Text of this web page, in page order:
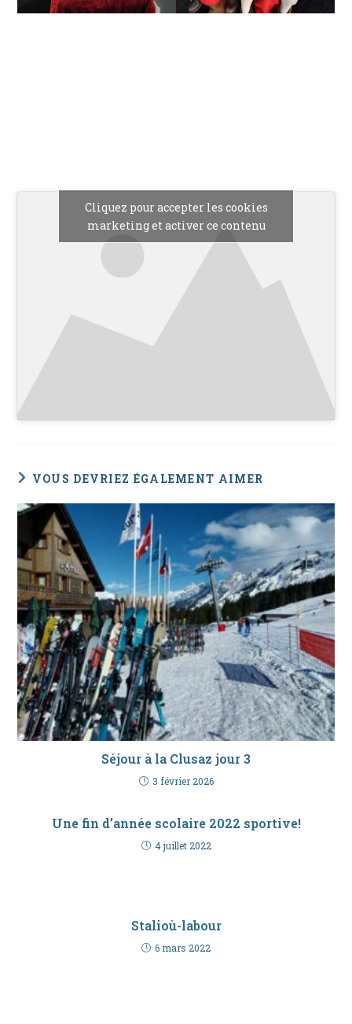
Cliquez pour accepter les cookies
marketing et activer ce contenu
VOUS DEVRIEZ ÉGALEMENT AIMER
Séjour à la Clusaz jour 3
3 février 2026
Une fin d’année scolaire 2022 sportive!
4 juillet 2022
Stalioù-labour
6 mars 2022